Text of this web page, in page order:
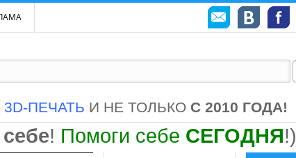
3D-ПЕЧАТЬ И НЕ ТОЛЬКО С 2010 ГОДА!
! Помоги себе СЕГОДНЯ!)